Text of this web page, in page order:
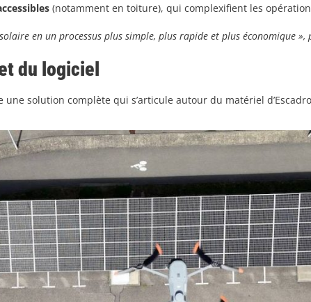
(notamment en toiture), qui complexifient les
en un processus plus simple, plus rapide et plus économique »,
du logiciel
solution complète qui s’articule autour du matériel